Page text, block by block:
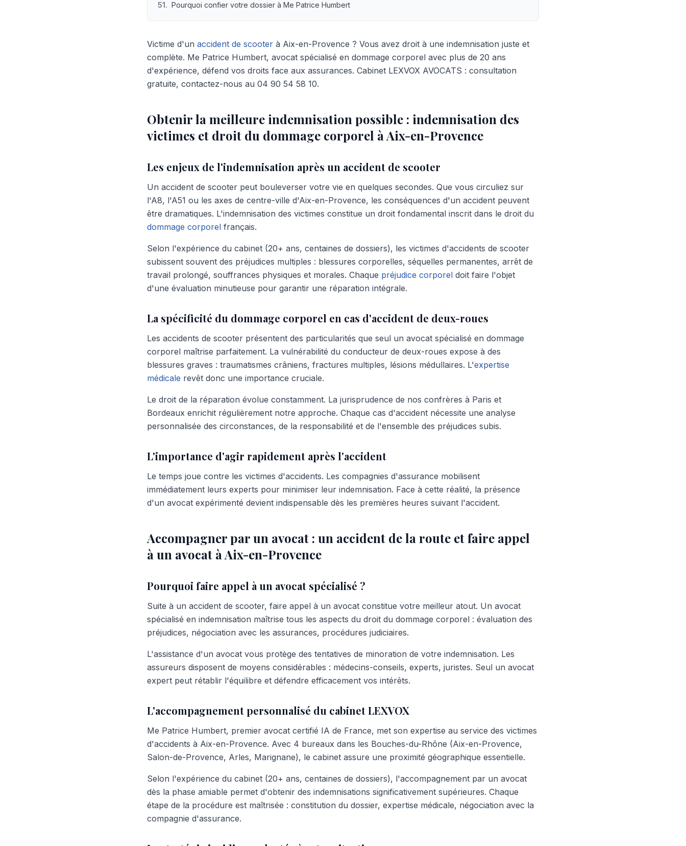
51. Pourquoi confier votre dossier à Me Patrice Humbert
Victime d'un accident de scooter à Aix-en-Provence ? Vous avez droit à une indemnisation juste et
complète. Me Patrice Humbert, avocat spécialisé en dommage corporel avec plus de 20 ans
d'expérience, défend vos droits face aux assurances. Cabinet LEXVOX AVOCATS : consultation
gratuite, contactez-nous au 04 90 54 58 10.
Obtenir la meilleure indemnisation possible : indemnisation des
victimes et droit du dommage corporel à Aix-en-Provence
Les enjeux de l'indemnisation après un accident de scooter
Un accident de scooter peut bouleverser votre vie en quelques secondes. Que vous circuliez sur
l'A8, l'A51 ou les axes de centre-ville d'Aix-en-Provence, les conséquences d'un accident peuvent
être dramatiques. L'indemnisation des victimes constitue un droit fondamental inscrit dans le droit du
dommage corporel français.
Selon l'expérience du cabinet (20+ ans, centaines de dossiers), les victimes d'accidents de scooter
subissent souvent des préjudices multiples : blessures corporelles, séquelles permanentes, arrêt de
travail prolongé, souffrances physiques et morales. Chaque préjudice corporel doit faire l'objet
d'une évaluation minutieuse pour garantir une réparation intégrale.
La spécificité du dommage corporel en cas d'accident de deux-roues
Les accidents de scooter présentent des particularités que seul un avocat spécialisé en dommage
corporel maîtrise parfaitement. La vulnérabilité du conducteur de deux-roues expose à des
blessures graves : traumatismes crâniens, fractures multiples, lésions médullaires. L'expertise
médicale revêt donc une importance cruciale.
Le droit de la réparation évolue constamment. La jurisprudence de nos confrères à Paris et
Bordeaux enrichit régulièrement notre approche. Chaque cas d'accident nécessite une analyse
personnalisée des circonstances, de la responsabilité et de l'ensemble des préjudices subis.
L'importance d'agir rapidement après l'accident
Le temps joue contre les victimes d'accidents. Les compagnies d'assurance mobilisent
immédiatement leurs experts pour minimiser leur indemnisation. Face à cette réalité, la présence
d'un avocat expérimenté devient indispensable dès les premières heures suivant l'accident.
Accompagner par un avocat : un accident de la route et faire appel
à un avocat à Aix-en-Provence
Pourquoi faire appel à un avocat spécialisé ?
Suite à un accident de scooter, faire appel à un avocat constitue votre meilleur atout. Un avocat
spécialisé en indemnisation maîtrise tous les aspects du droit du dommage corporel : évaluation des
préjudices, négociation avec les assurances, procédures judiciaires.
L'assistance d'un avocat vous protège des tentatives de minoration de votre indemnisation. Les
assureurs disposent de moyens considérables : médecins-conseils, experts, juristes. Seul un avocat
expert peut rétablir l'équilibre et défendre efficacement vos intérêts.
L'accompagnement personnalisé du cabinet LEXVOX
Me Patrice Humbert, premier avocat certifié IA de France, met son expertise au service des victimes
d'accidents à Aix-en-Provence. Avec 4 bureaux dans les Bouches-du-Rhône (Aix-en-Provence,
Salon-de-Provence, Arles, Marignane), le cabinet assure une proximité géographique essentielle.
Selon l'expérience du cabinet (20+ ans, centaines de dossiers), l'accompagnement par un avocat
dès la phase amiable permet d'obtenir des indemnisations significativement supérieures. Chaque
étape de la procédure est maîtrisée : constitution du dossier, expertise médicale, négociation avec la
compagnie d'assurance.